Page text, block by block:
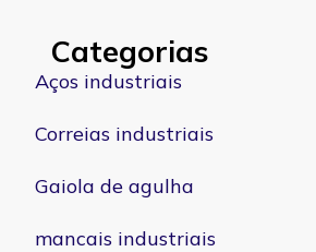
Categorias
Aços industriais
Correias industriais
Gaiola de agulha
mancais industriais